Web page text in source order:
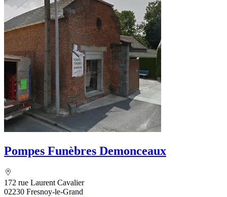
Pompes Funèbres Demonceaux
172 rue Laurent Cavalier
02230 Fresnoy-le-Grand